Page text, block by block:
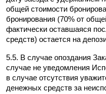
общей стоимости
бронирования (70% от
фактически оставшаяся
средств) остается на
5.5. В случае опоздания
случае не уведомления
в случае отсутствия
денежных средств за